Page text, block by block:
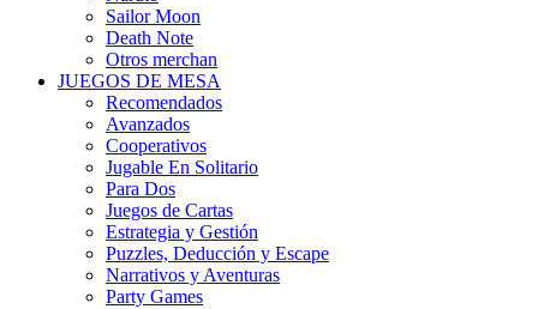
Sailor Moon
Death Note
Otros merchan
JUEGOS DE MESA
Recomendados
Avanzados
Cooperativos
Jugable En Solitario
Para Dos
Juegos de Cartas
Estrategia y Gestión
Puzzles, Deducción y Escape
Narrativos y Aventuras
Party Games